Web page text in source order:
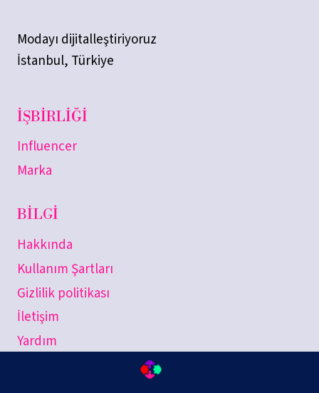
Modayı dijitalleştiriyoruz
İstanbul, Türkiye
İŞBIRLIĞI
Influencer
Marka
BILGI
Hakkında
Kullanım Şartları
Gizlilik politikası
İletişim
Yardım